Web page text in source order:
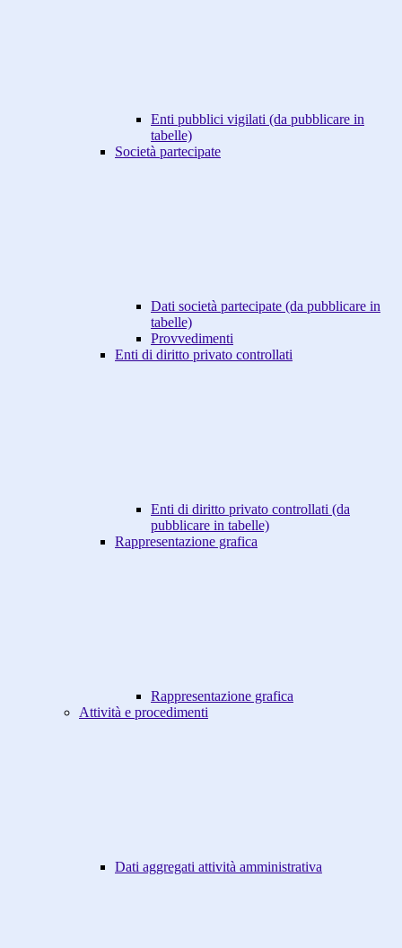
Enti pubblici vigilati (da pubblicare in
tabelle)
Società partecipate
Dati società partecipate (da pubblicare in
tabelle)
Provvedimenti
Enti di diritto privato controllati
Enti di diritto privato controllati (da
pubblicare in tabelle)
Rappresentazione grafica
Rappresentazione grafica
Attività e procedimenti
Dati aggregati attività amministrativa